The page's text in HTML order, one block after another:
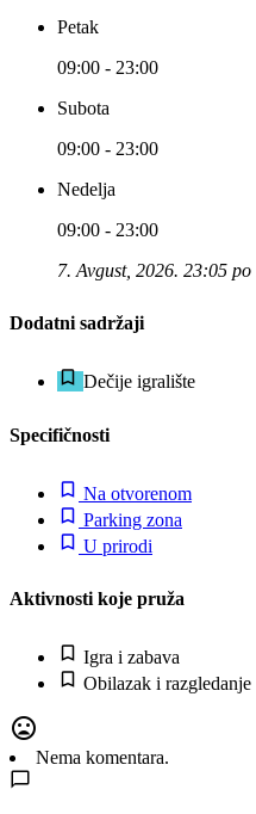
Petak
09:00 - 23:00
Subota
09:00 - 23:00
Nedelja
09:00 - 23:00
7. Avgust, 2026. 23:05
Dodatni sadržaji
Dečije igralište
Specifičnosti
Na otvorenom
Parking zona
U prirodi
Aktivnosti koje pruža
Igra i zabava
Obilazak i razgledanje
Nema komentara.